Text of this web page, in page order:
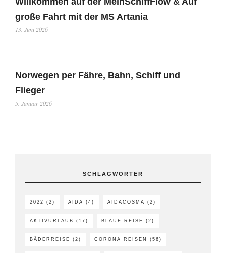
große Fahrt mit der MS Artania
13. Juni 2026
Norwegen per Fähre, Bahn, Schiff und
Flieger
5. Januar 2026
SCHLAGWÖRTER
2022 (2) AIDA (4) AIDACOSMA (2)
AKTIVURLAUB (17) BLAUE REISE (2)
BÄDERREISE (2) CORONA REISEN (56)